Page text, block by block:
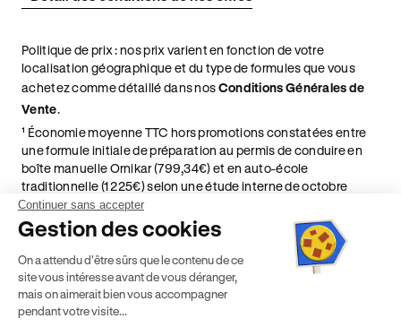
Politique de prix : nos prix varient en fonction de votre
localisation géographique et du type de formules que vous
achetez comme détaillé dans nosConditions Générales de
Vente.
¹ Économie moyenne TTC hors promotions constatées entre
une formule initiale de préparation au permis de conduire en
boîte manuelle Ornikar (799,34€) et en auto-école
traditionnelle (1 225€) selon une étude interne de octobre
2024. Étude menée sur le marché des auto-écoles situées en
France métropolitaine & en outre-mer.
² Le prix de référence auquel est appliqué cette réduction
dépend de la zone géographique dans laquelle vous souhaitez
effectuer vos heures de conduite conformément à l'Article 6
de nos Conditions Générales de Vente
⁵ Montant du financement CPF variable selon les droits acquis
Continuer sans accepter
Gestion des cookies
On a attendu d'être sûrs que le contenu de ce
site vous intéresse avant de vous déranger,
mais on aimerait bien vous accompagner
pendant votre visite...